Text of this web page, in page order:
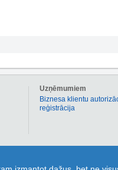
Uzņēmumiem
Biznesa klientu
reģistrācija
sadaļā kuponi ir pieejami atlaižu